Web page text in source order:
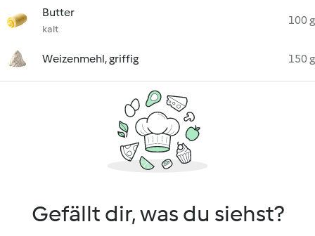
Butter
kalt
100 g
Weizenmehl, griffig 150 g
Gefällt dir, was du siehst?